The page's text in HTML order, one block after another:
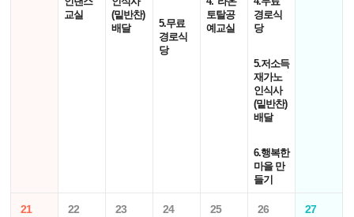
교실
(밑반찬)
배달
5.무료
경로식
당
토탈공
예교실
경로식
당
5.저소득
재가노
인식사
(밑반찬)
배달
6.행복한
마을 만
들기
21 22 23 24 25 26 27